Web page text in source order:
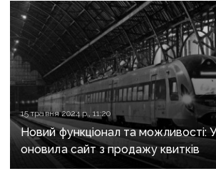
15 травня 2024 р., 11:20
Новий функціонал та можливості:
оновила сайт з продажу квитків